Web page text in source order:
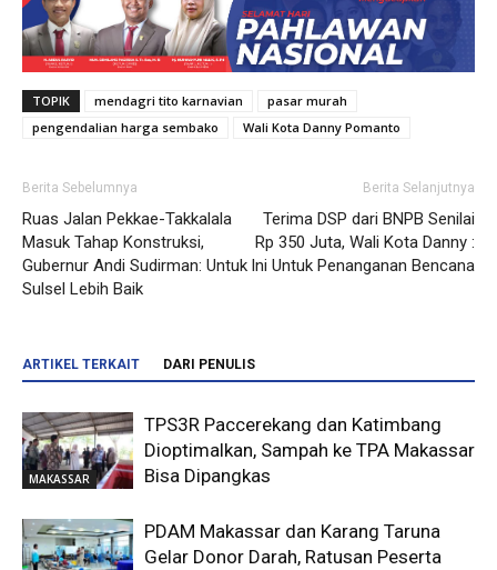
TOPIK mendagri tito karnavian
pasar murah
pengendalian harga sembako
Wali Kota Danny Pomanto
Berita Sebelumnya
Ruas Jalan Pekkae-Takkalala
Masuk Tahap Konstruksi,
Gubernur Andi Sudirman: Untuk
Sulsel Lebih Baik
Berita Selanjutnya
Terima DSP dari BNPB Senilai
Rp 350 Juta, Wali Kota Danny :
Ini Untuk Penanganan Bencana
ARTIKEL TERKAIT DARI PENULIS
MAKASSAR
TPS3R Paccerekang dan Katimbang
Dioptimalkan, Sampah ke TPA Makassar
Bisa Dipangkas
PDAM Makassar dan Karang Taruna
Gelar Donor Darah, Ratusan Peserta